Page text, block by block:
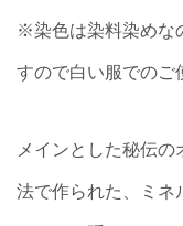
※染色は染料染めな
すので白い服でのご
メインとした秘伝
法で作られた、ミネ